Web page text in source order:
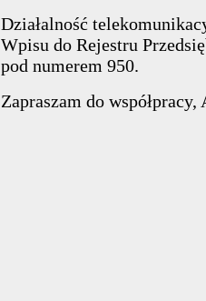
Działalność
Wpisu do Rejestru
pod numerem 950.
Zapraszam do